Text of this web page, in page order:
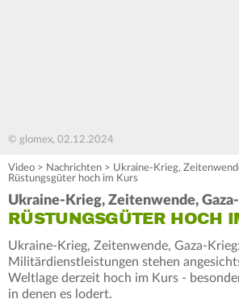
© glomex, 02.12.2024
Video > Nachrichten > Ukraine-Krieg,
Rüstungsgüter hoch im Kurs
Ukraine-Krieg, Zeitenwende,
RÜSTUNGSGÜTER HOCH
Ukraine-Krieg, Zeitenwende, Gaza-
Militärdienstleistungen stehen
Weltlage derzeit hoch im Kurs -
in denen es lodert.